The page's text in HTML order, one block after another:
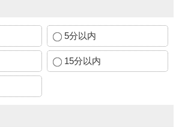
5分以内
15分以内